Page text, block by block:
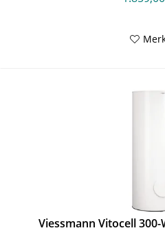
Viessmann Vitocell 300-